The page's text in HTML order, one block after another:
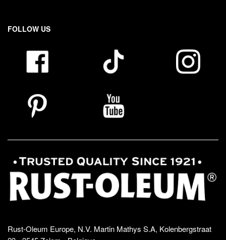
FOLLOW US
Rust-Oleum Europe, N.V. Martin Mathys S.A, Kolenbergstraat